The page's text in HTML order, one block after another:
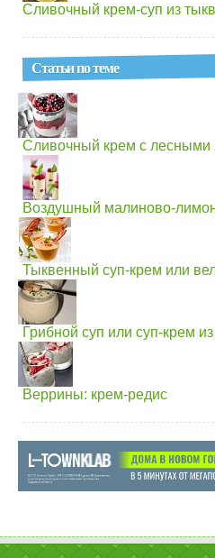
Сливочный крем-суп из
Статьи по теме
Сливочный крем с лесными
Воздушный малиново-
Тыквенный суп-крем или
Грибной суп или суп-крем
Веррины: крем-редис